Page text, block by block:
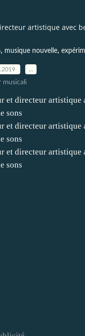
artistique avec
, musique nouvelle,
musicali